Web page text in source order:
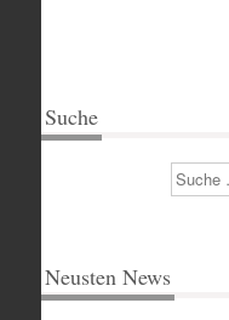
Suche
Suchen
Neusten News